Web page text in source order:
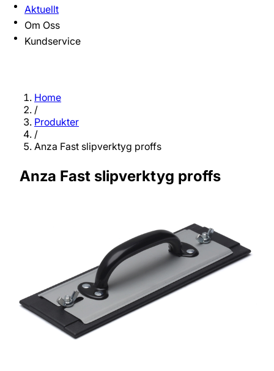
Aktuellt
Om Oss
Kundservice
Home
/
Produkter
/
Anza Fast slipverktyg proffs
Anza Fast slipverktyg proffs